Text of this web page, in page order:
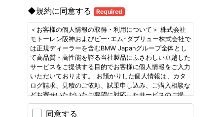
(車庫)が確保できるお客様
6.ご応募時点で年齢20歳以上のお客様
7.お客様の責による事故、車両毀損があった場合、補償
能力や資力を十分有するお客様
8.ご購入を検討されていらっしゃるお客様
9.下記のモニター実施条件にご同意いただけるお客様
■3日間モニター実施お客様条件
・貸し出しから3日以内にご返却いただきます。
・テストドライブカーの受け渡しは店頭にて実施いたし
ます。
・ガソリン代はお客様負担となります。（満タン返却と
◆規約に同意する Required
＜お客様の個人情報の取得・利用について＞ 株式会社
モトーレン阪神およびビー･エム･ダブリュー株式会社で
は正規ディーラーを含むBMW Japanグループ全体とし
て高品質・高性能を誇る当社製品にふさわしい卓越した
サービスをご提供する目的でお客様に個人情報をご入力
いただいております。 お預かりした個人情報は、カタ
ログ請求、見積のご依頼、試乗申し込み、ご購入相談な
どお寄せいただいたご要望に対応したサービスのご提
供、および、当社において取り扱う商品、各種イベン
ト、キャンペーンなどの開催についての郵便、電話、電
同意する